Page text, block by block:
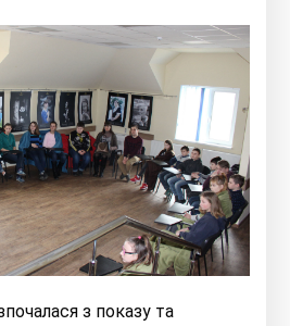
з показу та